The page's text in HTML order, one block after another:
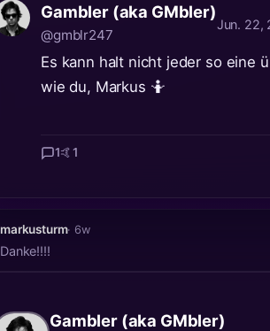
Gambler (aka GMbler)
@gmblr247
Jun. 22,
Es kann halt nicht jeder so eine
wie du, Markus 🤷
1🤙1
markusturm· 6w
Danke!!!!
Gambler (aka GMbler)